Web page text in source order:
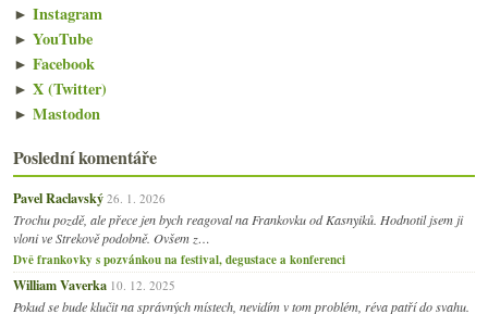
► Instagram
► YouTube
► Facebook
► X (Twitter)
► Mastodon
Poslední komentáře
Pavel Raclavský 26. 1. 2026
Trochu pozdě, ale přece jen bych reagoval na Frankovku od Kasnyiků. Hodnotil jsem ji
vloni ve Strekově podobně. Ovšem z…
Dvě frankovky s pozvánkou na festival, degustace a konferenci
William Vaverka 10. 12. 2025
Pokud se bude klučit na správných místech, nevidím v tom problém, réva patří do svahu.